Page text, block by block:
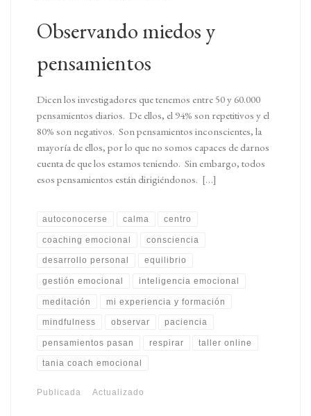
Observando miedos y
pensamientos
Dicen los investigadores que tenemos entre 50 y 60.000
pensamientos diarios. De ellos, el 94% son repetitivos y el
80% son negativos. Son pensamientos inconscientes, la
mayoría de ellos, por lo que no somos capaces de darnos
cuenta de que los estamos teniendo. Sin embargo, todos
esos pensamientos están dirigiéndonos. […]
autoconocerse calma centro
coaching emocional consciencia
desarrollo personal equilibrio
gestión emocional inteligencia emocional
meditación mi experiencia y formación
mindfulness observar paciencia
pensamientos pasan respirar taller online
tania coach emocional
Publicada Actualizado